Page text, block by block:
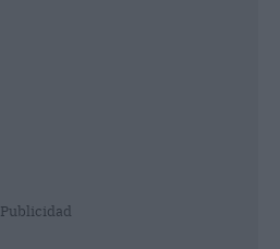
Publicidad